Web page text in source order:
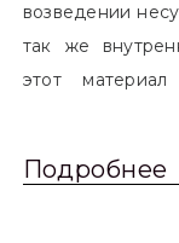
возведении
так же
этот
обычный
Подробнее